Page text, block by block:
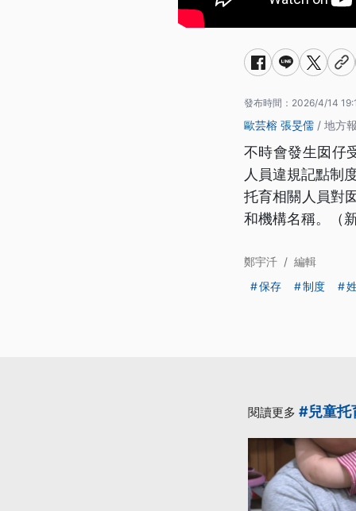
發布時間： 2026/4/14
歐芸榕 張旻儒 / 地方
不時會發生囡仔
人員違規記點制
托育相關人員對
和機構名稱。（
鄭宇汘 / 編輯
保存
制度
閱讀更多 #兒童托